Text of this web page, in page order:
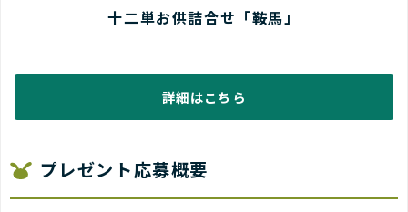
十二単お供詰合せ「鞍馬」
詳細はこちら
プレゼント応募概要